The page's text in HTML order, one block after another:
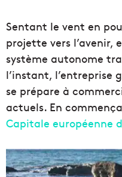
Sentant le vent en
projette vers
système autonome
l’instant, l’entreprise
se prépare à
actuels. En
Capitale européenne